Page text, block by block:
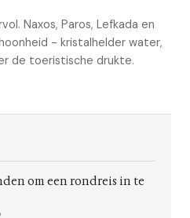
Naxos, Paros, Lefkada en
- kristalhelder water,
de toeristische drukte.
om een rondreis in te